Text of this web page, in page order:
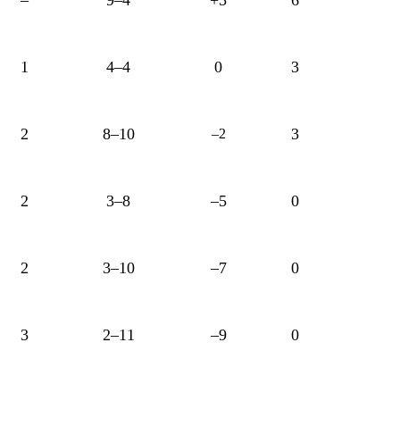
1 4–4 0 3
2 8–10 –2 3
2 3–8 –5 0
2 3–10 –7 0
3 2–11 –9 0